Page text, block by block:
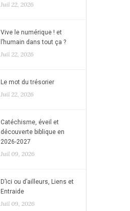
Juil 22, 2026
Vive le numérique ! et
l’humain dans tout ça ?
Juil 22, 2026
Le mot du trésorier
Juil 22, 2026
Catéchisme, éveil et
découverte biblique en
2026-2027
Juil 09, 2026
D’ici ou d’ailleurs, Liens et
Entraide
Juil 09, 2026